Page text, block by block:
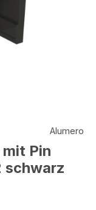
Sternen
Alumero
Pin
schwarz